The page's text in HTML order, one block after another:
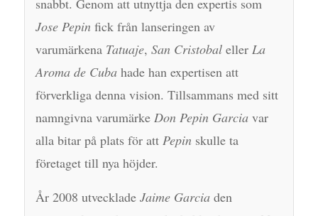
snabbt. Genom att utnyttja den expertis som
Jose Pepin fick från lanseringen av
varumärkena Tatuaje, San Cristobaleller La
Aroma de Cubahade han expertisen att
förverkliga denna vision. Tillsammans med sitt
namngivna varumärke Don Pepin Garciavar
alla bitar på plats för att Pepin skulle ta
företaget till nya höjder.
År 2008 utvecklade Jaime Garciaden